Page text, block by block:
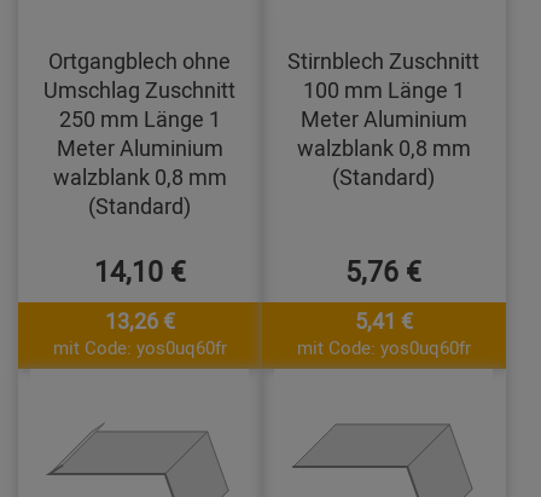
Ortgangblech ohne
Umschlag Zuschnitt
250 mm Länge 1
Meter Aluminium
walzblank 0,8 mm
(Standard)
14,10 €
13,26 €
mit Code: yos0uq60fr
Stirnblech Zuschnitt
100 mm Länge 1
Meter Aluminium
walzblank 0,8 mm
(Standard)
5,76 €
5,41 €
mit Code: yos0uq60fr